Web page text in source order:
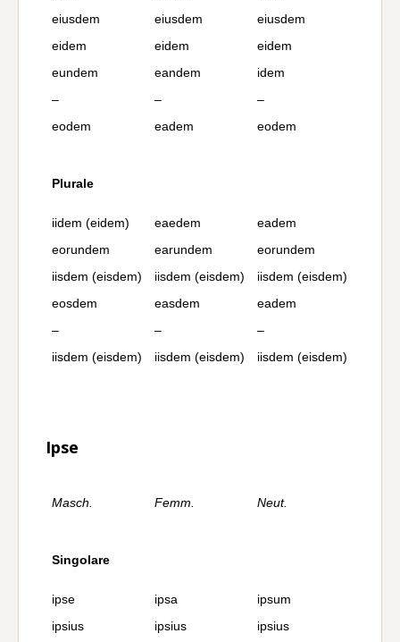
eiusdem
eiusdem
eiusdem
eidem
eidem
eidem
eundem
eandem
idem
–
–
–
eodem
eadem eodem
Plurale
iidem (eidem) eaedem
eadem
eorundem
earundem
eorundem
iisdem (eisdem)
iisdem (eisdem)
iisdem (eisdem)
eosdem
easdem
eadem
–
–
–
iisdem (eisdem)
iisdem (eisdem) iisdem (eisdem)
Ipse
Masch. Femm. Neut.
Singolare
ipse ipsa
ipsum
ipsius
ipsius
ipsius